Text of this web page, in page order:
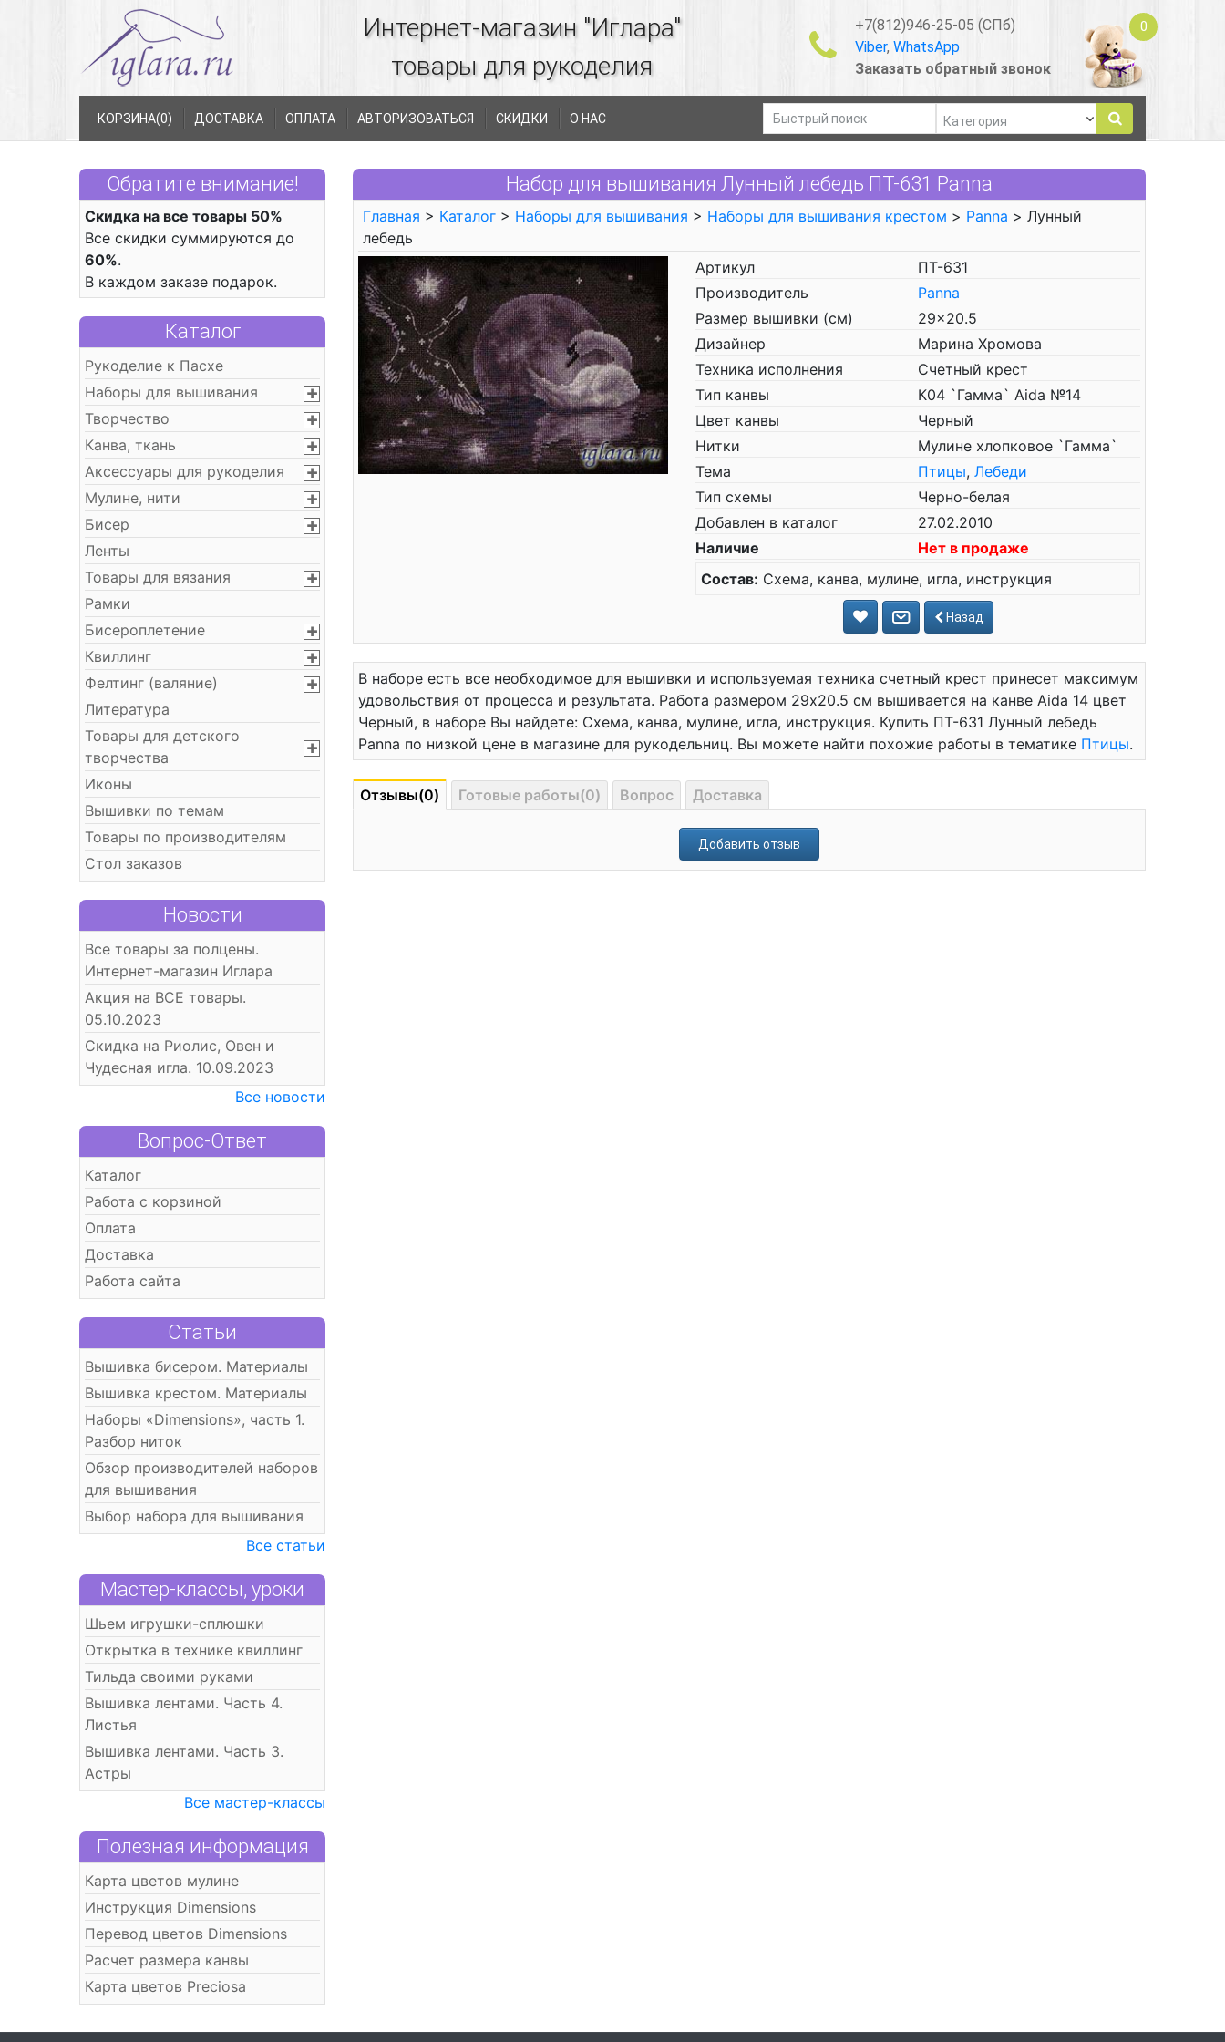
Интернет-магазин "Иглара"
товары для рукоделия
+7(812)946-25-05 (СПб)
Viber, WhatsApp
Заказать обратный звонок
0
КОРЗИНА(0) ДОСТАВКА ОПЛАТА АВТОРИЗОВАТЬСЯ СКИДКИ О НАС
Обратите внимание!
Скидка на все товары 50%
Все скидки суммируются до
60%.
В каждом заказе подарок.
Каталог
Рукоделие к Пасхе
Наборы для вышивания
Творчество
Канва, ткань
Аксессуары для рукоделия
Мулине, нити
Бисер
Ленты
Товары для вязания
Рамки
Бисероплетение
Квиллинг
Фелтинг (валяние)
Литература
Товары для детского
творчества
Иконы
Вышивки по темам
Товары по производителям
Стол заказов
Новости
Все товары за полцены.
Интернет-магазин Иглара
Акция на ВСЕ товары.
05.10.2023
Скидка на Риолис, Овен и
Чудесная игла. 10.09.2023
Все новости
Вопрос-Ответ
Каталог
Работа с корзиной
Оплата
Доставка
Работа сайта
Статьи
Вышивка бисером. Материалы
Вышивка крестом. Материалы
Наборы «Dimensions», часть 1.
Разбор ниток
Обзор производителей наборов
для вышивания
Выбор набора для вышивания
Все статьи
Мастер-классы, уроки
Шьем игрушки-сплюшки
Открытка в технике квиллинг
Тильда своими руками
Вышивка лентами. Часть 4.
Листья
Вышивка лентами. Часть 3.
Астры
Все мастер-классы
Полезная информация
Карта цветов мулине
Инструкция Dimensions
Перевод цветов Dimensions
Расчет размера канвы
Карта цветов Preciosa
Набор для вышивания Лунный лебедь ПТ-631 Panna
Главная > Каталог > Наборы для вышивания > Наборы для вышивания крестом > Panna > Лунный
лебедь
Артикул
ПТ-631
Производитель
Panna
Размер вышивки (см)
29x20.5
Дизайнер
Марина Хромова
Техника исполнения
Счетный крест
Тип канвы
К04 `Гамма` Aida №14
Цвет канвы
Черный
Нитки
Мулине хлопковое `Гамма`
Тема
Птицы, Лебеди
Тип схемы
Черно-белая
Добавлен в каталог
27.02.2010
Наличие
Нет в продаже
Состав: Схема, канва, мулине, игла, инструкция
Назад
В наборе есть все необходимое для вышивки и используемая техника счетный крест принесет максимум
удовольствия от процесса и результата. Работа размером 29x20.5 см вышивается на канве Aida 14 цвет
Черный, в наборе Вы найдете: Схема, канва, мулине, игла, инструкция. Купить ПТ-631 Лунный лебедь
Panna по низкой цене в магазине для рукодельниц. Вы можете найти похожие работы в тематике Птицы.
Отзывы(0) Готовые работы(0) Вопрос Доставка
Добавить отзыв